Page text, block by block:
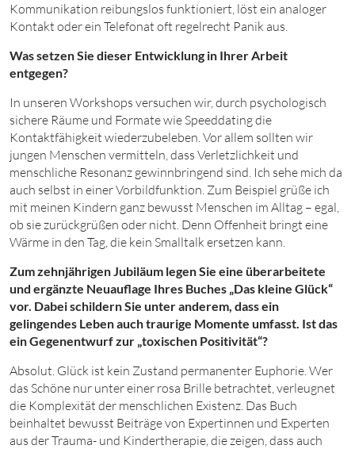
Kommunikation reibungslos funktioniert, löst ein analoger
Kontakt oder ein Telefonat oft regelrecht Panik aus.
Was setzen Sie dieser Entwicklung in Ihrer Arbeit
entgegen?
In unseren Workshops versuchen wir, durch psychologisch
sichere Räume und Formate wie Speeddating die
Kontaktfähigkeit wiederzubeleben. Vor allem sollten wir
jungen Menschen vermitteln, dass Verletzlichkeit und
menschliche Resonanz gewinnbringend sind. Ich sehe mich da
auch selbst in einer Vorbildfunktion. Zum Beispiel grüße ich
mit meinen Kindern ganz bewusst Menschen im Alltag – egal,
ob sie zurückgrüßen oder nicht. Denn Offenheit bringt eine
Wärme in den Tag, die kein Smalltalk ersetzen kann.
Zum zehnjährigen Jubiläum legen Sie eine überarbeitete
und ergänzte Neuauflage Ihres Buches „Das kleine Glück“
vor. Dabei schildern Sie unter anderem, dass ein
gelingendes Leben auch traurige Momente umfasst. Ist das
ein Gegenentwurf zur „toxischen Positivität“?
Absolut. Glück ist kein Zustand permanenter Euphorie. Wer
das Schöne nur unter einer rosa Brille betrachtet, verleugnet
die Komplexität der menschlichen Existenz. Das Buch
beinhaltet bewusst Beiträge von Expertinnen und Experten
aus der Trauma- und Kindertherapie, die zeigen, dass auch